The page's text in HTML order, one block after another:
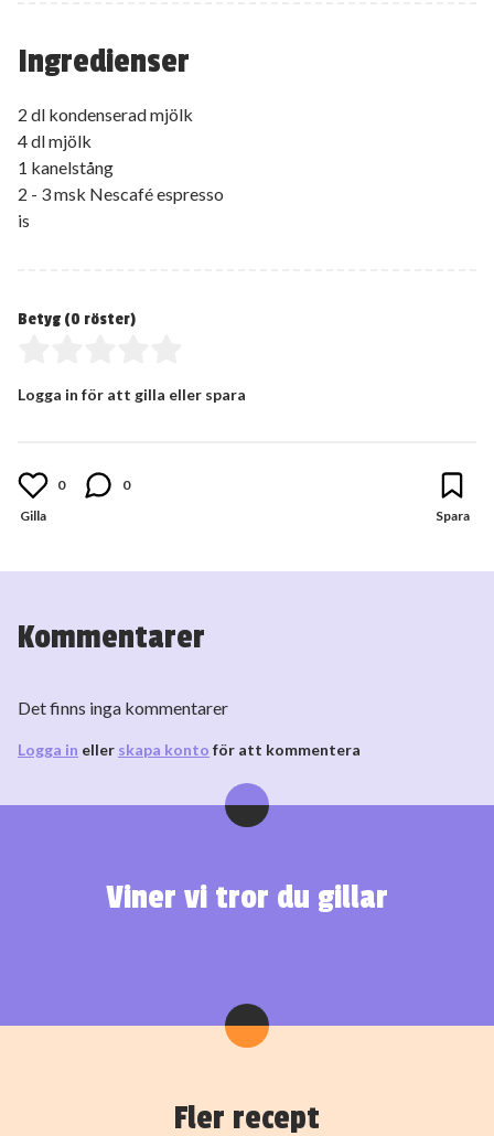
Ingredienser
2 dl kondenserad mjölk
4 dl mjölk
1 kanelstång
2 - 3 msk Nescafé espresso
is
Betyg (0 röster)
Logga in för att gilla eller spara
0 0
Kommentarer
Det finns inga kommentarer
Logga in eller skapa konto för att kommentera
Viner vi tror du gillar
Fler recept